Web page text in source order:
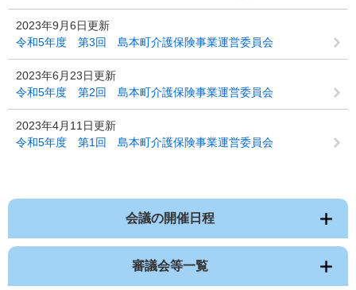
2023年9月6日更新
令和5年度 第3回 島本町介護保険事業運営委員会
2023年6月23日更新
令和5年度 第2回 島本町介護保険事業運営委員会
2023年4月11日更新
令和5年度 第1回 島本町介護保険事業運営委員会
会議の開催日程
審議会等一覧